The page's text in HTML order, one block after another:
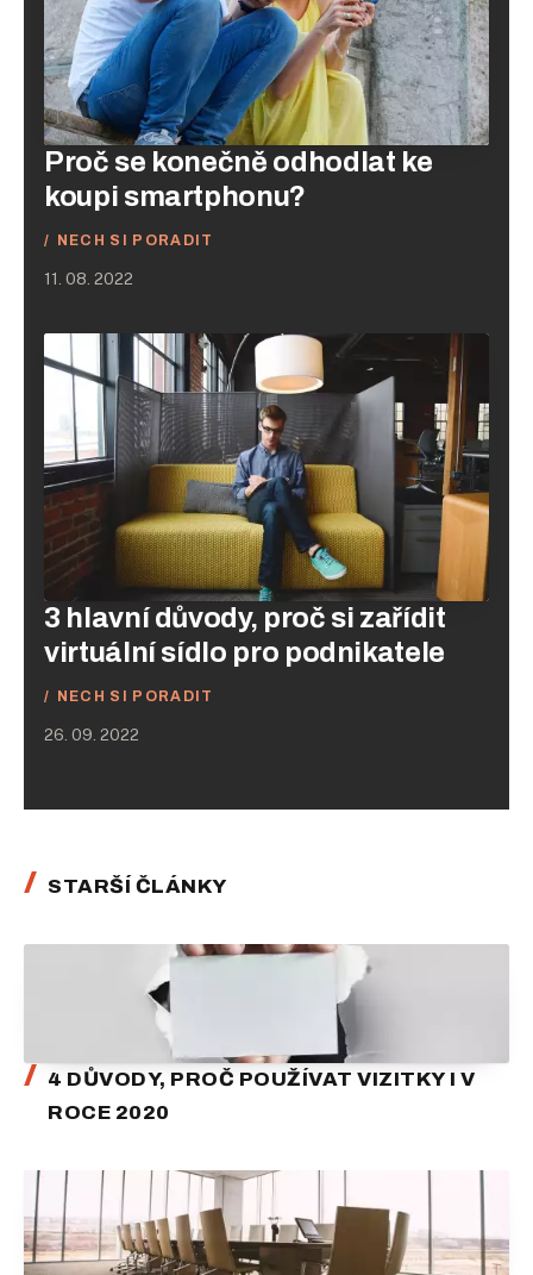
Proč se konečně odhodlat ke
koupi smartphonu?
NECH SI PORADIT
11. 08. 2022
3 hlavní důvody, proč si zařídit
virtuální sídlo pro podnikatele
NECH SI PORADIT
26. 09. 2022
STARŠÍ ČLÁNKY
4 DŮVODY, PROČ POUŽÍVAT VIZITKY I V
ROCE 2020